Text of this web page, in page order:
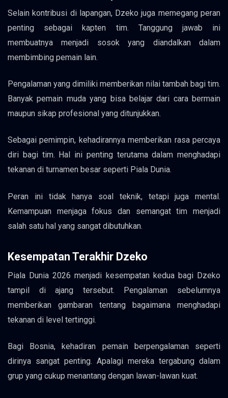
Selain kontribusi di lapangan, Dzeko juga memegang peran
penting sebagai kapten tim. Tanggung jawab ini
membuatnya menjadi sosok yang diandalkan dalam
membimbing pemain lain.
Pengalaman yang dimiliki memberikan nilai tambah bagi tim.
Banyak pemain muda yang bisa belajar dari cara bermain
maupun sikap profesional yang ditunjukkan.
Sebagai pemimpin, kehadirannya memberikan rasa percaya
diri bagi tim. Hal ini penting terutama dalam menghadapi
tekanan di turnamen besar seperti Piala Dunia.
Peran ini tidak hanya soal teknik, tetapi juga mental.
Kemampuan menjaga fokus dan semangat tim menjadi
salah satu hal yang sangat dibutuhkan.
Kesempatan Terakhir Dzeko
Piala Dunia 2026 menjadi kesempatan kedua bagi Dzeko
tampil di ajang tersebut. Pengalaman sebelumnya
memberikan gambaran tentang bagaimana menghadapi
tekanan di level tertinggi.
Bagi Bosnia, kehadiran pemain berpengalaman seperti
dirinya sangat penting. Apalagi mereka tergabung dalam
grup yang cukup menantang dengan lawan-lawan kuat.